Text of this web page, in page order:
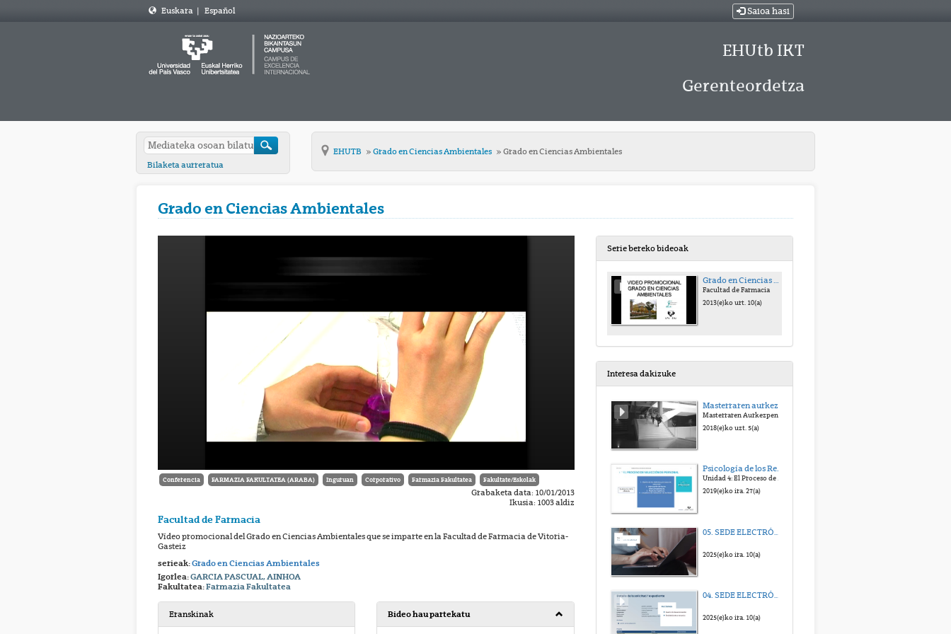
Euskara | Español Saioa hasi
EHUtb IKT
Gerenteordetza
Bilaketa aurreratua
EHUTB Grado en Ciencias Ambientales Grado en Ciencias Ambientales
Grado en Ciencias Ambientales
Conferencia FARMAZIA FAKULTATEA (ARABA) Inguruan Corporativo Farmazia Fakultatea Fakultate/Eskolak
Grabaketa data: 10/01/2013
Ikusia: 1003 aldiz
Facultad de Farmacia
Vídeo promocional del Grado en Ciencias Ambientales que se imparte en la Facultad de Farmacia de Vitoria-
Gasteiz
serieak:Grado en Ciencias Ambientales
Igorlea:GARCIA PASCUAL, AINHOA
Fakultatea:Farmazia Fakultatea
Eranskinak Bideo hau partekatu
Serie bereko bideoak
Grado en Ciencias Ambientales
Facultad de Farmacia
2013(e)ko urt. 10(a)
Interesa dakizuke
Masterraren Aurkezpenaren Bideoa
2018(e)ko uzt. 5(a)
Psicología de los Recursos Humanos: Planificación, Selección y Promoción. Edurne Martínez
Unidad 4: El Proceso de Selección de Personal
2019(e)ko ira. 27(a)
2025(e)ko ira. 10(a)
04. SEDE ELECTRÓNICA - Mi Carpeta
2025(e)ko ira. 10(a)